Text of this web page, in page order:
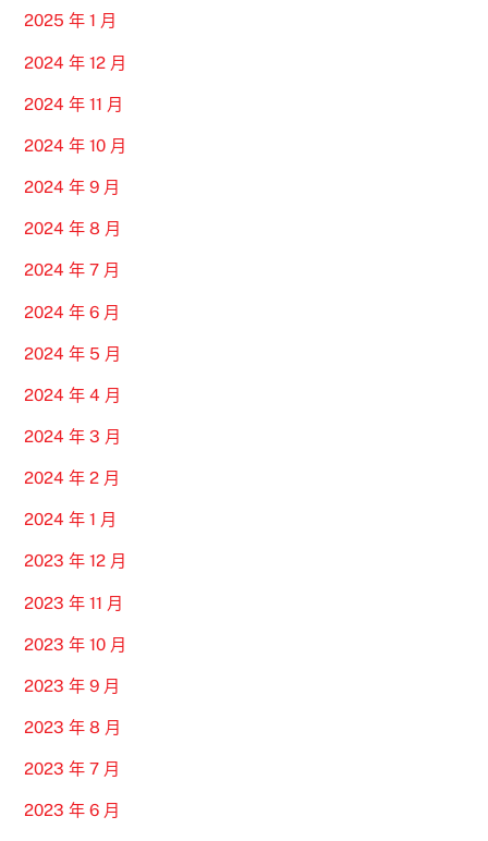
2025 年 1 月
2024 年 12 月
2024 年 11 月
2024 年 10 月
2024 年 9 月
2024 年 8 月
2024 年 7 月
2024 年 6 月
2024 年 5 月
2024 年 4 月
2024 年 3 月
2024 年 2 月
2024 年 1 月
2023 年 12 月
2023 年 11 月
2023 年 10 月
2023 年 9 月
2023 年 8 月
2023 年 7 月
2023 年 6 月